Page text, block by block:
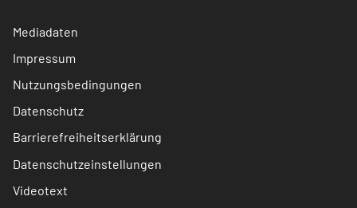
Mediadaten
Impressum
Nutzungsbedingungen
Datenschutz
Barrierefreiheitserklärung
Datenschutzeinstellungen
Videotext